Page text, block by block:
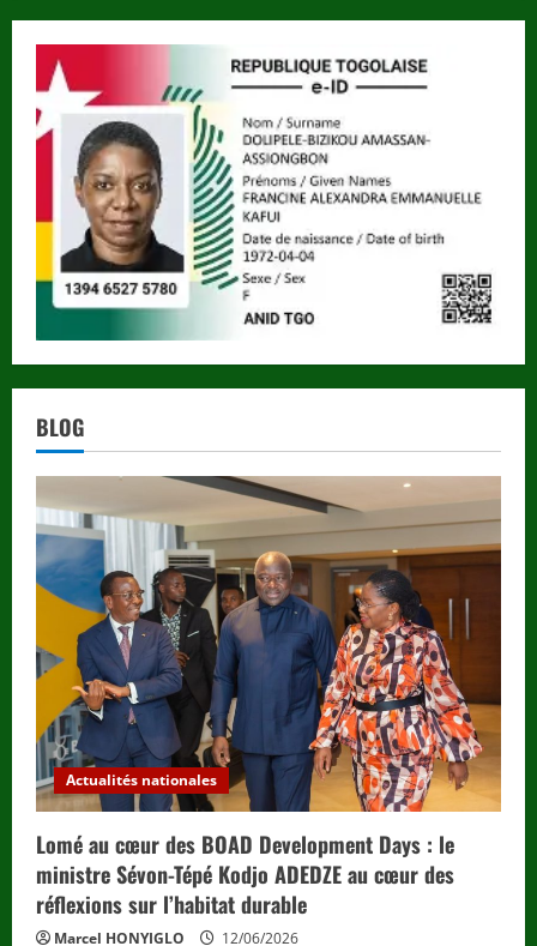
BLOG
Actualités nationales
Lomé au cœur des BOAD Development Days : le
ministre Sévon-Tépé Kodjo ADEDZE au cœur des
réflexions sur l’habitat durable
Marcel HONYIGLO 12/06/2026